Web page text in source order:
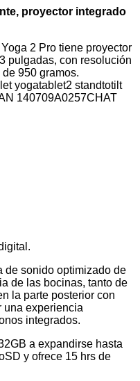
proyector integrado
2 Pro tiene proyector
pulgadas, con resolución
950 gramos.
de sonido optimizado de
de las bocinas, tanto de
la parte posterior con
una experiencia
integrados.
a expandirse hasta
y ofrece 15 hrs de